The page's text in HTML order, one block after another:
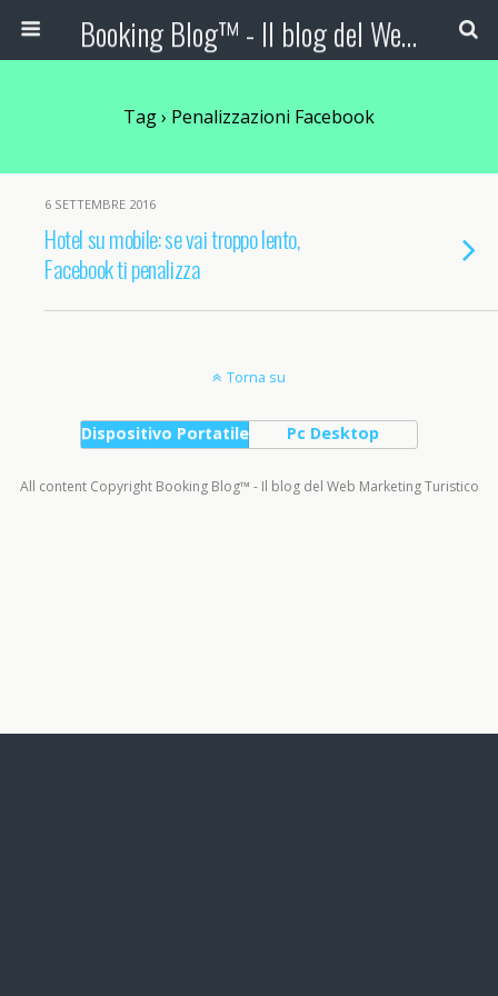
Booking Blog™ - Il blog del Web Marketing Turistico
Tag › Penalizzazioni Facebook
6 SETTEMBRE 2016
Hotel su mobile: se vai troppo lento,
Facebook ti penalizza
Torna su
Dispositivo Portatile Pc Desktop
All content Copyright Booking Blog™ - Il blog del Web Marketing Turistico